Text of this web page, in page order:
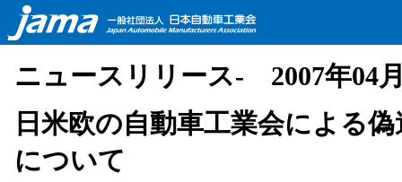
ニュースリリース- 2007年04
日米欧の自動車工業会による
について